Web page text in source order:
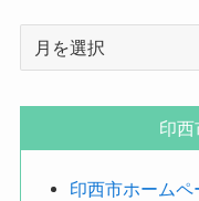
す
印西
印西市ホームペ